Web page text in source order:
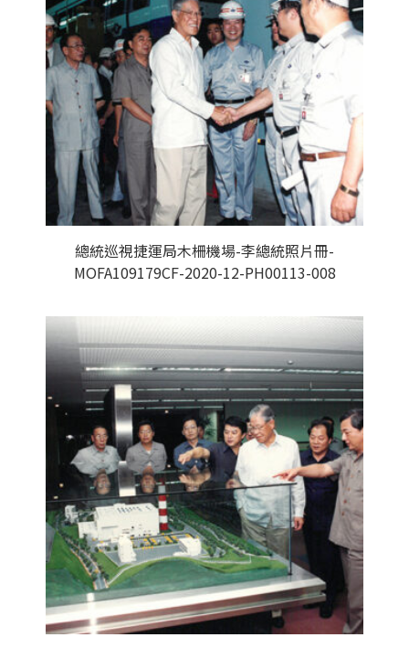
總統巡視捷運局木柵機場-李總統照片冊-
MOFA109179CF-2020-12-PH00113-008